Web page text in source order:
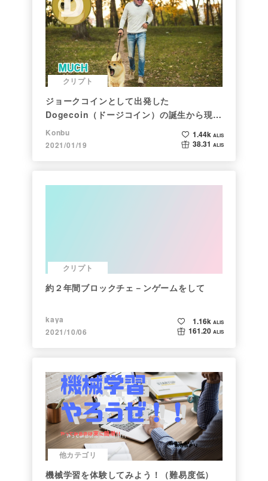
クリプト
ジョークコインとして出発した
Dogecoin（ドージコイン）の誕生から現在
まで。注目される非証券性🐶
Konbu
2021/01/19
1.44k ALIS
38.31 ALIS
クリプト
約２年間ブロックチェ－ンゲームをして
kaya
2021/10/06
1.16k ALIS
161.20 ALIS
他カテゴリ
機械学習を体験してみよう！（難易度低）